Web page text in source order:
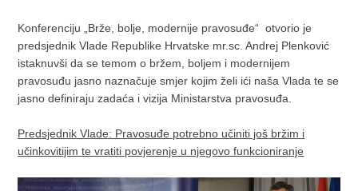
Konferenciju „Brže, bolje, modernije pravosuđe“ otvorio je
predsjednik Vlade Republike Hrvatske mr.sc. Andrej Plenković
istaknuvši da se temom o bržem, boljem i modernijem
pravosuđu jasno naznačuje smjer kojim želi ići naša Vlada te se
jasno definiraju zadaća i vizija Ministarstva pravosuđa.
Predsjednik Vlade: Pravosuđe potrebno učiniti još bržim i
učinkovitijim te vratiti povjerenje u njegovo funkcioniranje